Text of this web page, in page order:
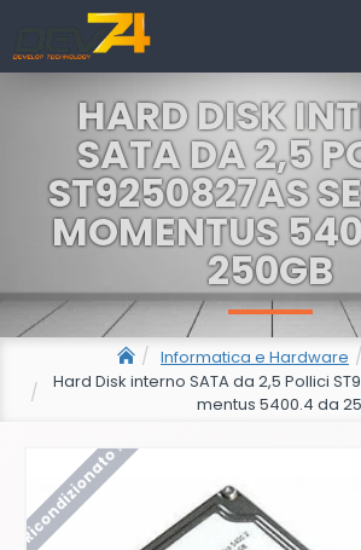
Informatica e Hardware
Hard Disk interno SATA da 2,5 Pollici
mentus 5400.4 da
HARD DISK
SATA DA 2,5
ST9250827AS
MOMENTUS
250GB
Ricondizionato !